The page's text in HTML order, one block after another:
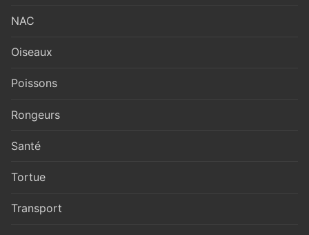
NAC
Oiseaux
Poissons
Rongeurs
Santé
Tortue
Transport